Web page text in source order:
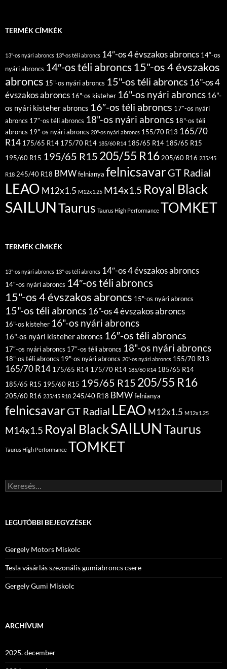
TERMÉK CÍMKÉK
13"-os nyári abroncs 13"-os téli abroncs 14″-os 4 évszakos abroncs 14″-os
nyári abroncs 14″-os téli abroncs15"-os 4 évszakos
abroncs 15"-os nyári abroncs 15"-os téli abroncs 16"-os 4
évszakos abroncs 16"-os kisteher 16"-os nyári abroncs 16"-
os nyári kisteher abroncs 16″-os téli abroncs 17″-os nyári
abroncs 17″-os téli abroncs 18"-os nyári abroncs 18"-os téli
abroncs 19"-os nyári abroncs 20"-os nyári abroncs 155/70 R13 165/70
R14 175/65 R14 175/70 R14 185/60 R14 185/65 R14 185/65 R15
195/60 R15 195/65 R15 205/55 R16 205/60 R16 235/45
R18 245/40 R18 BMWfelnianya felnicsavarGT Radial
LEAO M12x1.5 M12x1.25 M14x1.5 Royal Black
SAILUNTaurus Taurus High Performance TOMKET
TERMÉK CÍMKÉK
13"-os nyári abroncs 13"-os téli abroncs 14″-os 4 évszakos abroncs
14″-os nyári abroncs 14″-os téli abroncs
15"-os 4 évszakos abroncs 15"-os nyári abroncs
15"-os téli abroncs 16"-os 4 évszakos abroncs
16"-os kisteher 16"-os nyári abroncs
16"-os nyári kisteher abroncs 16″-os téli abroncs
17″-os nyári abroncs 17″-os téli abroncs 18"-os nyári abroncs
18"-os téli abroncs 19"-os nyári abroncs 20"-os nyári abroncs 155/70 R13
165/70 R14 175/65 R14 175/70 R14 185/60 R14 185/65 R14
185/65 R15 195/60 R15 195/65 R15 205/55 R16
205/60 R16 235/45 R18 245/40 R18 BMWfelnianya
felnicsavarGT Radial LEAO M12x1.5 M12x1.25
M14x1.5 Royal BlackSAILUNTaurus
Taurus High Performance TOMKET
Keresés:
LEGUTÓBBI BEJEGYZÉSEK
Gergely Motors Miskolc
Tesla vásárlás szezonális gumiabroncs csere
Gergely Gumi Miskolc
ARCHÍVUM
2025. december